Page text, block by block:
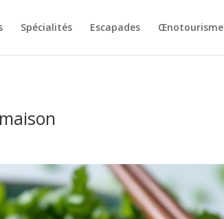
Spécialités Escapades Œnotourisme